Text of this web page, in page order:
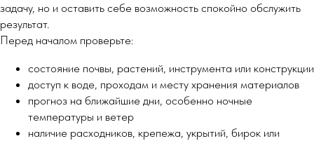
задачу, но и оставить себе возможность спокойно обслужить
результат.
Перед началом проверьте:
состояние почвы, растений, инструмента или конструкции
доступ к воде, проходам и месту хранения материалов
прогноз на ближайшие дни, особенно ночные
температуры и ветер
наличие расходников, крепежа, укрытий, бирок или